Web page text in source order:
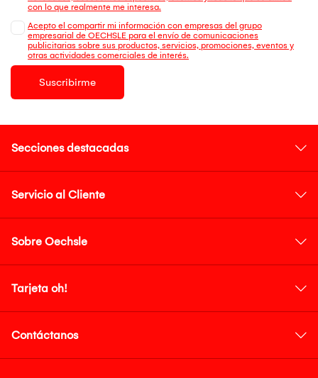
con lo que realmente me interesa.
Acepto el compartir mi información con empresas del grupo
empresarial de OECHSLE para el envío de comunicaciones
publicitarias sobre sus productos, servicios, promociones, eventos y
otras actividades comerciales de interés.
Suscribirme
Secciones destacadas
Servicio al Cliente
Sobre Oechsle
Tarjeta oh!
Contáctanos